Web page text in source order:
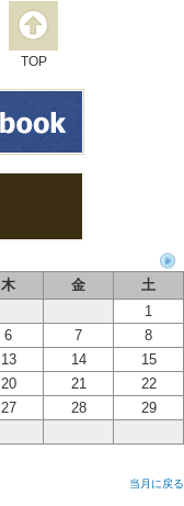
TOP
木 金
土
1
6 7
8
13 14
15
20 21
22
27 28
29
当月に戻る